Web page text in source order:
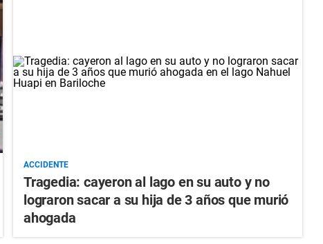
ACCIDENTE
Tragedia: cayeron al lago en su auto y no
lograron sacar a su hija de 3 años que murió
ahogada